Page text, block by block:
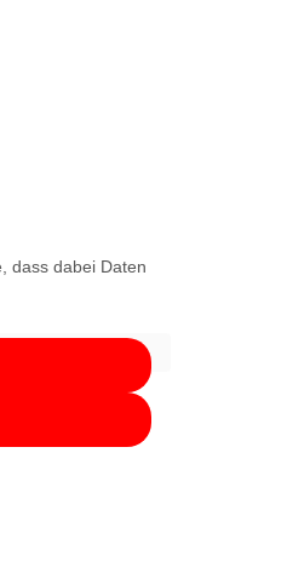
dass dabei Daten